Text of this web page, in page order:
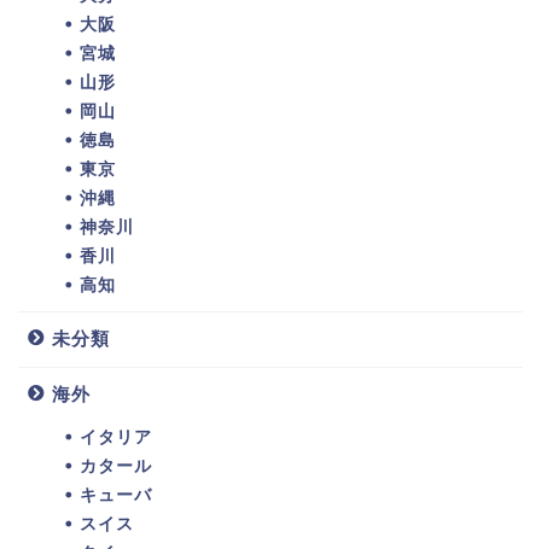
大阪
宮城
山形
岡山
徳島
東京
沖縄
神奈川
香川
高知
未分類
海外
イタリア
カタール
キューバ
スイス